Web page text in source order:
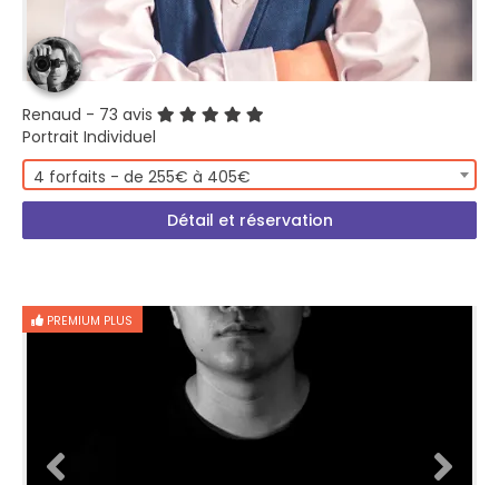
Renaud - 73 avis
Portrait Individuel
4 forfaits - de 255€ à 405€
Détail et réservation
PREMIUM PLUS